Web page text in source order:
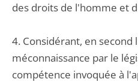
des droits de l'homme et
4. Considérant, en second
méconnaissance par le
compétence invoquée à